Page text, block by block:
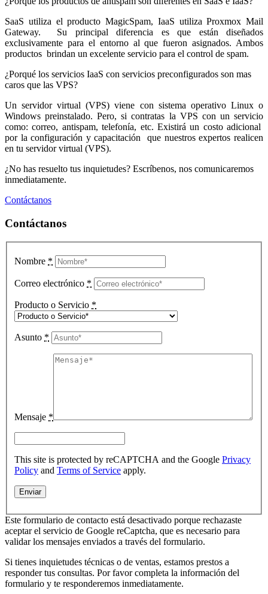
SaaS utiliza el producto MagicSpam, IaaS utiliza Proxmox Mail
Gateway. Su principal diferencia es que están diseñados
exclusivamente para el entorno al que fueron asignados. Ambos
productos brindan un excelente servicio para el control de spam.
¿Porqué los servicios IaaS con servicios preconfigurados son mas
caros que las VPS?
Un servidor virtual (VPS) viene con sistema operativo Linux o
Windows preinstalado. Pero, si contratas la VPS con un servicio
como: correo, antispam, telefonía, etc. Existirá un costo adicional
por la configuración y capacitación que nuestros expertos realicen
en tu servidor virtual (VPS).
¿No has resuelto tus inquietudes? Escríbenos, nos comunicaremos
inmediatamente.
Contáctanos
Contáctanos
Nombre *
Correo electrónico *
Producto o Servicio *
Asunto *
Mensaje *
This site is protected by reCAPTCHA and the Google Privacy
Policy and Terms of Service apply.
Este formulario de contacto está desactivado porque rechazaste
aceptar el servicio de Google reCaptcha, que es necesario para
validar los mensajes enviados a través del formulario.
Si tienes inquietudes técnicas o de ventas, estamos prestos a
responder tus consultas. Por favor completa la información del
formulario y te responderemos inmediatamente.